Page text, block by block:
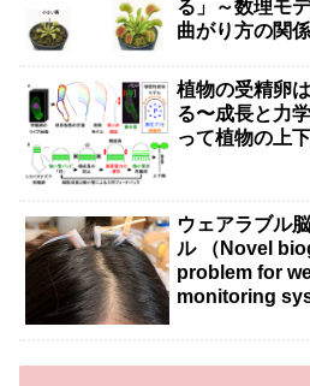
る」～数理モ
曲がり方の関
植物の受精卵
る〜成長と力
って植物の上
ウェアラブル
ル （Novel
problem for
monitoring